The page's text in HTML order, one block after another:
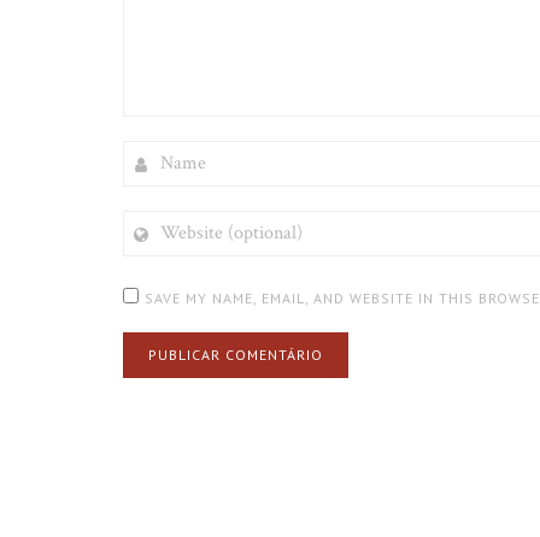
(OPTIONAL)
SAVE MY NAME, EMAIL, AND WEBSITE IN THIS